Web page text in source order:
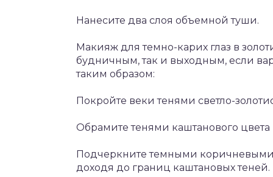
Нанесите два слоя объемной туши.
Макияж для темно-карих глаз в
будничным, так и выходным, если
таким образом:
Покройте веки тенями светло-
Обрамите тенями каштанового цвета
Подчеркните темными коричневыми
доходя до границ каштановых теней.